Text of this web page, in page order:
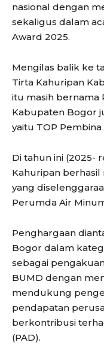
nasional dengan
sekaligus dalam
Award 2025.
Mengilas balik ke
Tirta Kahuripan
itu masih bernama
Kabupaten Bogor
yaitu TOP Pembina
Di tahun ini (2025-
Kahuripan
yang
Perumda Air
Penghargaan
Bogor dalam
sebagai
BUMD dengan
mendukung
pendapatan
berkontribusi
(PAD).